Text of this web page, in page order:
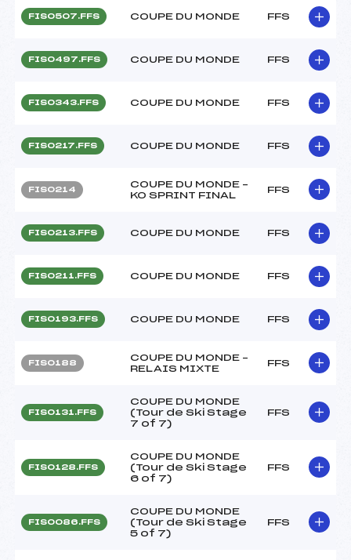
FIS0507.FFS COUPE DU MONDE FFS
FIS0497.FFS COUPE DU MONDE FFS
FIS0343.FFS COUPE DU MONDE FFS
FIS0217.FFS COUPE DU MONDE FFS
FIS0214
COUPE DU MONDE –
KO SPRINT FINAL
FFS
FIS0213.FFS COUPE DU MONDE FFS
FIS0211.FFS COUPE DU MONDE FFS
FIS0193.FFS COUPE DU MONDE FFS
FIS0188
COUPE DU MONDE –
RELAIS MIXTE
FFS
FIS0131.FFS
COUPE DU MONDE
(Tour de Ski Stage
7 of 7)
FFS
FIS0128.FFS
COUPE DU MONDE
(Tour de Ski Stage
6 of 7)
FFS
FIS0086.FFS
COUPE DU MONDE
(Tour de Ski Stage
5 of 7)
FFS